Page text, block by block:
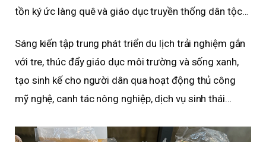
tồn ký ức làng quê và giáo dục truyền thống dân tộc…
Sáng kiến tập trung phát triển du lịch trải nghiệm gắn
với tre, thúc đẩy giáo dục môi trường và sống xanh,
tạo sinh kế cho người dân qua hoạt động thủ công
mỹ nghệ, canh tác nông nghiệp, dịch vụ sinh thái…